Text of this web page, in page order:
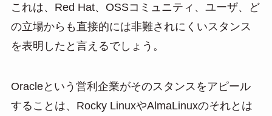
これは、Red Hat、OSSコミュニティ、ユーザ、ど
の立場からも直接的には非難されにくいスタンス
を表明したと言えるでしょう。
Oracleという営利企業がそのスタンスをアピール
することは、Rocky LinuxやAlmaLinuxのそれとは